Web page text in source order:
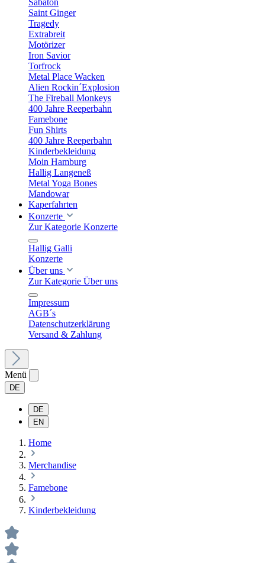
Sabaton
Saint Ginger
Tragedy
Extrabreit
Motörizer
Iron Savior
Torfrock
Metal Place Wacken
Alien Rockin´Explosion
The Fireball Monkeys
400 Jahre Reeperbahn
Famebone
Fun Shirts
400 Jahre Reeperbahn
Kinderbekleidung
Moin Hamburg
Hallig Langeneß
Metal Yoga Bones
Mandowar
Kaperfahrten
Konzerte
Zur Kategorie Konzerte
Hallig Galli
Konzerte
Über uns
Zur Kategorie Über uns
Impressum
AGB´s
Datenschutzerklärung
Versand & Zahlung
Menü
DE
DE
EN
Home
Merchandise
Famebone
Kinderbekleidung